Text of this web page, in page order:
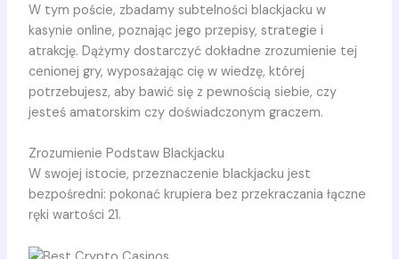
W tym poście, zbadamy subtelności blackjacku w
kasynie online, poznając jego przepisy, strategie i
atrakcję. Dążymy dostarczyć dokładne zrozumienie tej
cenionej gry, wyposażając cię w wiedzę, której
potrzebujesz, aby bawić się z pewnością siebie, czy
jesteś amatorskim czy doświadczonym graczem.
Zrozumienie Podstaw Blackjacku
W swojej istocie, przeznaczenie blackjacku jest
bezpośredni: pokonać krupiera bez przekraczania łączne
ręki wartości 21.